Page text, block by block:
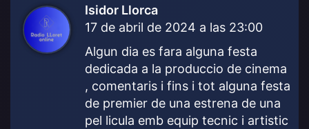
Isidor Llorca
i
c
17 de abril de 2024 a las 23:00
Algun dia es fara alguna festa
dedicada a la produccio de cinema
, comentaris i fins i tot alguna festa
de premier de una estrena de una
pel licula emb equip tecnic i artistic